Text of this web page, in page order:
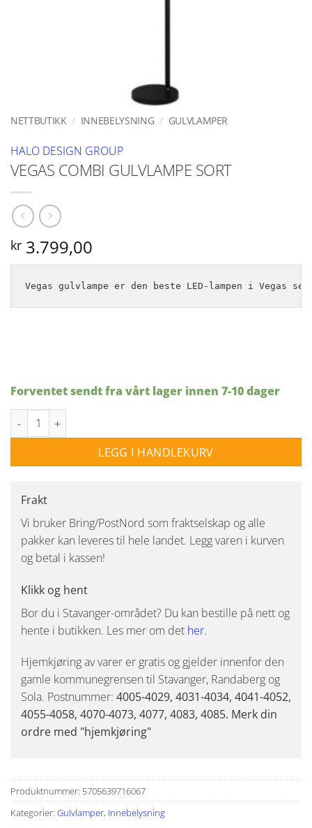
NETTBUTIKK / INNEBELYSNING / GULVLAMPER
HALO DESIGN GROUP
VEGAS COMBI GULVLAMPE SORT
kr 3.799,00
Vegas gulvlampe er den beste LED-lampen i Vegas
Forventet sendt fra vårt lager innen 7-10 dager
VEGAS COMBI GULVLAMPE SORT antall
LEGG I HANDLEKURV
Frakt
Vi bruker Bring/PostNord som fraktselskap og alle
pakker kan leveres til hele landet. Legg varen i kurven
og betal i kassen!
Klikk og hent
Bor du i Stavanger-området? Du kan bestille på nett og
hente i butikken. Les mer om det her.
Hjemkjøring av varer er gratis og gjelder innenfor den
gamle kommunegrensen til Stavanger, Randaberg og
Sola. Postnummer: 4005-4029, 4031-4034, 4041-4052,
4055-4058, 4070-4073, 4077, 4083, 4085. Merk din
ordre med "hjemkjøring"
Produktnummer: 5705639716067
Kategorier: Gulvlamper, Innebelysning